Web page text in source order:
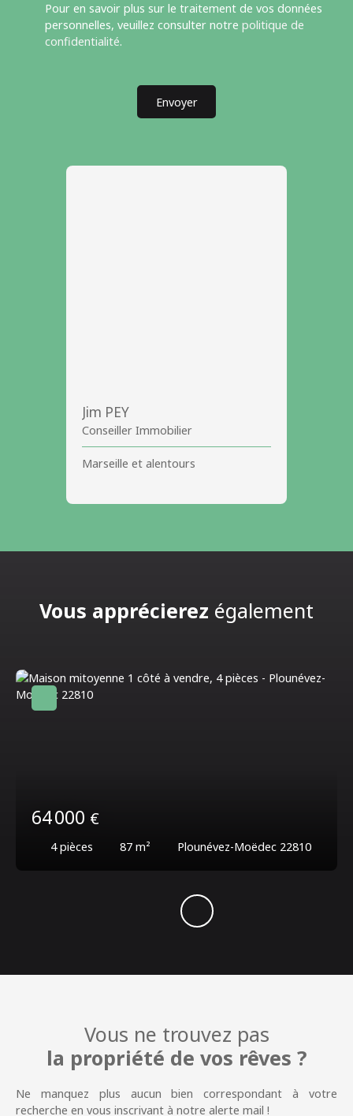
Pour en savoir plus sur le traitement de vos données
personnelles, veuillez consulter notre politique de
confidentialité.
Envoyer
Jim PEY
Conseiller Immobilier
Marseille et alentours
Vous apprécierez également
64 000 €
4pièces 87 m² Plounévez-Moëdec 22810
Vous ne trouvez pas
la propriété de vos rêves ?
Ne manquez plus aucun bien correspondant à votre
recherche en vous inscrivant à notre alerte mail !